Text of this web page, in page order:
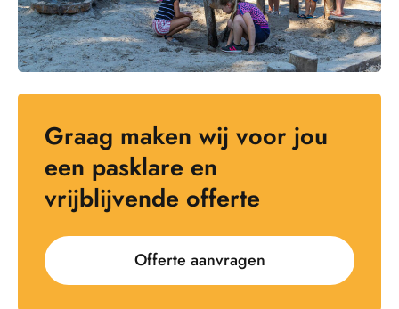
Graag maken wij voor jou
een pasklare en
vrijblijvende offerte
Offerte aanvragen